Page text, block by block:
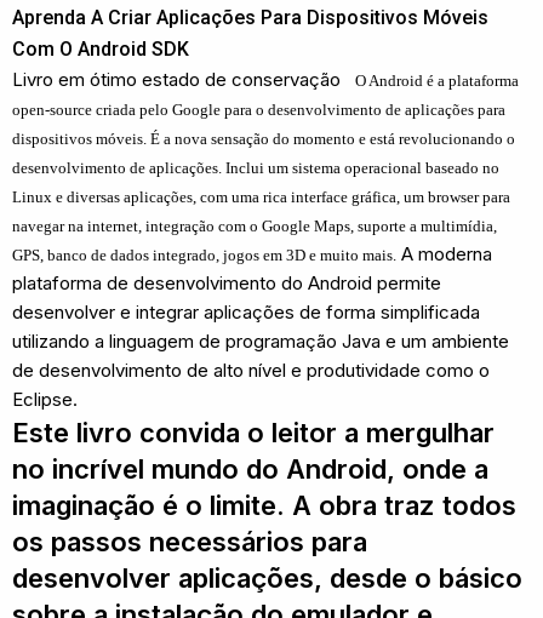
Aprenda A Criar Aplicações Para Dispositivos Móveis
Com O Android SDK
Livro em ótimo estado de conservação
O Android é a plataforma
open-source criada pelo Google para o desenvolvimento de aplicações para
dispositivos móveis. É a nova sensação do momento e está revolucionando o
desenvolvimento de aplicações. Inclui um sistema operacional baseado no
Linux e diversas aplicações, com uma rica interface gráfica, um browser para
navegar na internet, integração com o Google Maps, suporte a multimídia,
GPS, banco de dados integrado, jogos em 3D e muito mais. A moderna
plataforma de desenvolvimento do Android permite
desenvolver e integrar aplicações de forma simplificada
utilizando a linguagem de programação Java e um ambiente
de desenvolvimento de alto nível e produtividade como o
Eclipse.
Este livro convida o leitor a mergulhar
no incrível mundo do Android, onde a
imaginação é o limite. A obra traz todos
os passos necessários para
desenvolver aplicações, desde o básico